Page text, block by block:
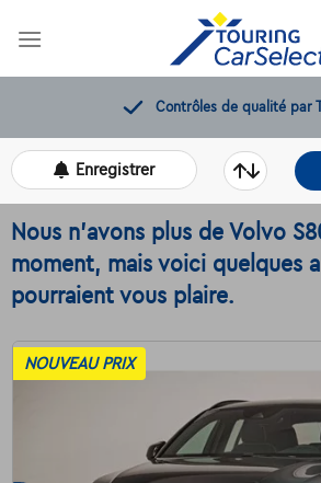
12 mois de dépannage
Enregistrer
Nous n'avons plus de Volvo
moment, mais voici quelques
pourraient vous plaire.
NOUVEAU PRIX